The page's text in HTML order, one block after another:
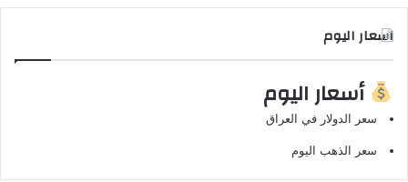
اسعار اليوم
أسعار اليوم
سعر الدولار في العراق
سعر الذهب اليوم